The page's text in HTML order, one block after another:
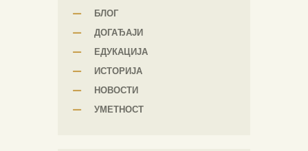
БЛОГ
ДОГАЂАЈИ
ЕДУКАЦИЈА
ИСТОРИЈА
НОВОСТИ
УМЕТНОСТ